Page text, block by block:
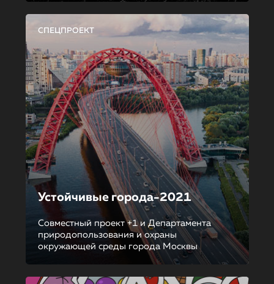
СПЕЦПРОЕКТ
Устойчивые города-2021
Совместный проект +1 и Департамента
природопользования и охраны
окружающей среды города Москвы